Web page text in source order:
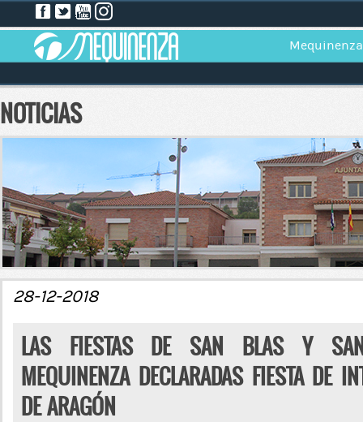
Mequinenza
NOTICIAS
28-12-2018
LAS FIESTAS DE SAN BLAS Y
MEQUINENZA DECLARADAS FIESTA DE
DE ARAGÓN